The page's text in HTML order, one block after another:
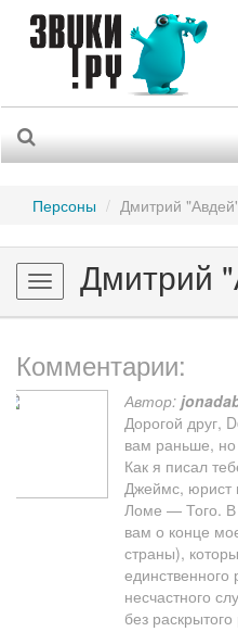
Персоны Дмитрий
Toggle
navigation
Дмитрий
Комментарии:
Автор:
Дорогой друг,
вам раньше,
Как я писал
Джеймс, юрист
Ломе — Того. В
вам о конце
страны),
единственного
несчастного
без